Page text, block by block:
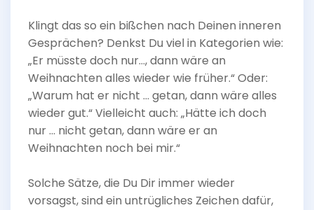
Klingt das so ein bißchen nach Deinen inneren
Gesprächen? Denkst Du viel in Kategorien wie:
„Er müsste doch nur…, dann wäre an
Weihnachten alles wieder wie früher.“ Oder:
„Warum hat er nicht … getan, dann wäre alles
wieder gut.“ Vielleicht auch: „Hätte ich doch
nur … nicht getan, dann wäre er an
Weihnachten noch bei mir.“
Solche Sätze, die Du Dir immer wieder
vorsagst, sind ein untrügliches Zeichen dafür,